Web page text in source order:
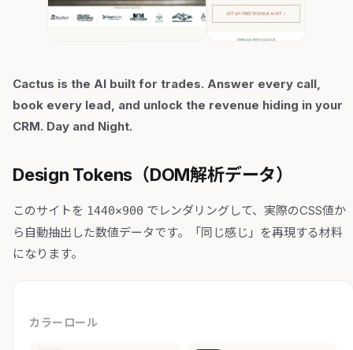
Cactus is the AI built for trades. Answer every call,
book every lead, and unlock the revenue hiding in your
CRM. Day and Night.
Design Tokens（DOM解析データ）
このサイトを 1440×900 でレンダリングして、実際のCSS値か
ら自動抽出した数値データです。「同じ感じ」を再現する材料
になります。
カラーロール